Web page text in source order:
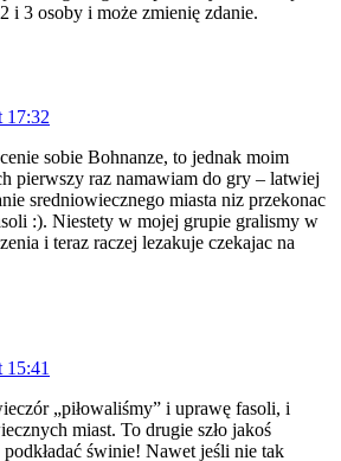
i 3 osoby i może zmienię zdanie.
17:32
sobie Bohnanze, to jednak moim
pierwszy raz namawiam do gry – latwiej
sredniowiecznego miasta niz przekonac
:). Niestety w mojej grupie gralismy w
i teraz raczej lezakuje czekajac na
15:41
„piłowaliśmy” i uprawę fasoli, i
miast. To drugie szło jakoś
świnie! Nawet jeśli nie tak